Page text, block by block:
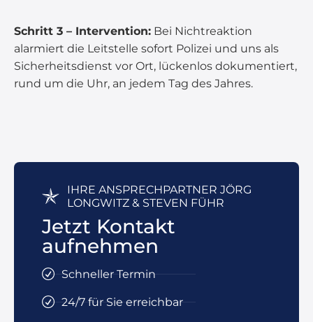
Schritt 3 – Intervention: Bei Nichtreaktion
alarmiert die Leitstelle sofort Polizei und uns als
Sicherheitsdienst vor Ort, lückenlos dokumentiert,
rund um die Uhr, an jedem Tag des Jahres.
IHRE ANSPRECHPARTNER JÖRG
LONGWITZ & STEVEN FÜHR
Jetzt Kontakt
aufnehmen
Schneller Termin
24/7 für Sie erreichbar